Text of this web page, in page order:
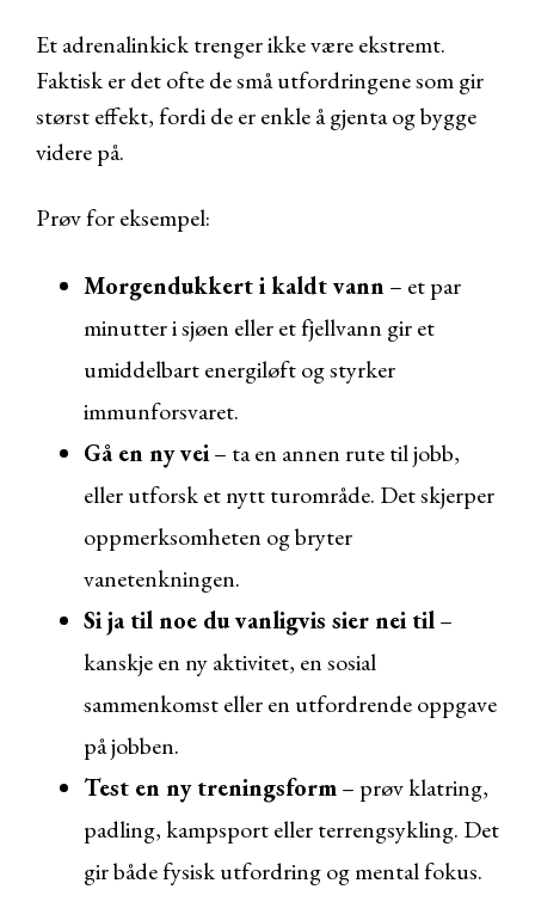
Et adrenalinkick trenger ikke være ekstremt.
Faktisk er det ofte de små utfordringene som gir
størst effekt, fordi de er enkle å gjenta og bygge
videre på.
Prøv for eksempel:
Morgendukkert i kaldt vann – et par
minutter i sjøen eller et fjellvann gir et
umiddelbart energiløft og styrker
immunforsvaret.
Gå en ny vei– ta en annen rute til jobb,
eller utforsk et nytt turområde. Det skjerper
oppmerksomheten og bryter
vanetenkningen.
Si ja til noe du vanligvis sier nei til–
kanskje en ny aktivitet, en sosial
sammenkomst eller en utfordrende oppgave
på jobben.
Test en ny treningsform– prøv klatring,
padling, kampsport eller terrengsykling. Det
gir både fysisk utfordring og mental fokus.